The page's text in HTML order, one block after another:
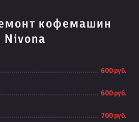
кофемашин
Nivona
600 руб.
600 руб.
700 руб.